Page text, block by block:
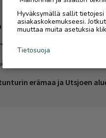
alue: 13 kpl
sekä Vätsärin erämaa: 18 kpl
Sevetti-Pulmanki
erämaa ja Utsjoen
Hyväksymällä sallit
asiakaskokemukseesi.
muuttaa muita asetuksia
Tietosuoja